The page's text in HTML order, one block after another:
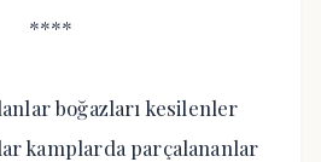
****
boğazları kesilenler
kamplarda parçalananlar